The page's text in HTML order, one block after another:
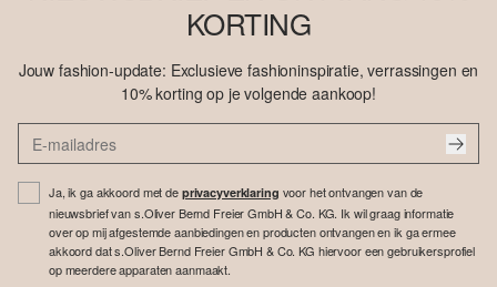
KORTING
Jouw fashion-update: Exclusieve fashioninspiratie, verrassingen en
10% korting op je volgende aankoop!
Ja, ik ga akkoord met de privacyverklaring voor het ontvangen van de
nieuwsbrief van s.Oliver Bernd Freier GmbH & Co. KG. Ik wil graag informatie
over op mij afgestemde aanbiedingen en producten ontvangen en ik ga ermee
akkoord dat s.Oliver Bernd Freier GmbH & Co. KG hiervoor een gebruikersprofiel
op meerdere apparaten aanmaakt.